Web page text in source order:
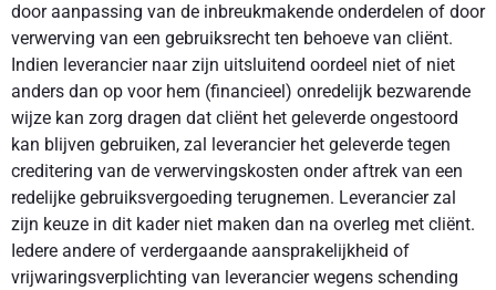
door aanpassing van de inbreukmakende onderdelen of door
verwerving van een gebruiksrecht ten behoeve van cliënt.
Indien leverancier naar zijn uitsluitend oordeel niet of niet
anders dan op voor hem (financieel) onredelijk bezwarende
wijze kan zorg dragen dat cliënt het geleverde ongestoord
kan blijven gebruiken, zal leverancier het geleverde tegen
creditering van de verwervingskosten onder aftrek van een
redelijke gebruiksvergoeding terugnemen. Leverancier zal
zijn keuze in dit kader niet maken dan na overleg met cliënt.
Iedere andere of verdergaande aansprakelijkheid of
vrijwaringsverplichting van leverancier wegens schending